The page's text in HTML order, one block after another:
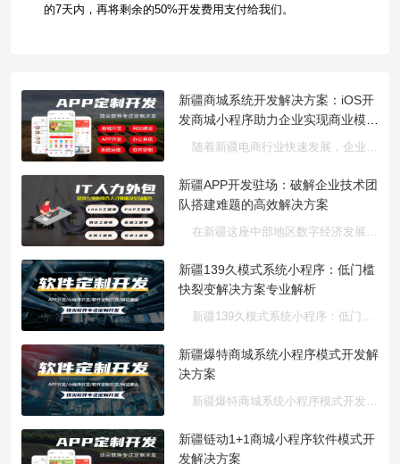
的7天内，再将剩余的50%开发费用支付给我们。
新疆商城系统开发解决方案：iOS开
发商城小程序助力企业实现商业模式
创新
随着新疆电商行业快速发展，企业对商城系统开发与商业模式创新···
新疆APP开发驻场：破解企业技术团
队搭建难题的高效解决方案
在新疆这座中部地区数字经济发展的核心城市，随着AI大模型、云···
新疆139久模式系统小程序：低门槛
快裂变解决方案专业解析
新疆139久模式系统小程序：低门槛快裂变解决方案专业解析。随着···
新疆爆特商城系统小程序模式开发解
决方案
新疆爆特商城系统小程序模式开发是当前电商领域的重要趋势，尤···
新疆链动1+1商城小程序软件模式开
发解决方案